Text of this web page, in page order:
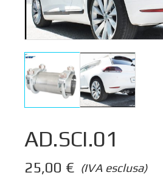
AD.SCI.01
(IVA esclusa)
25,00 €